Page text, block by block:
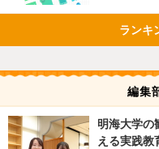
ランキ
編集
明海大学の
える実践教